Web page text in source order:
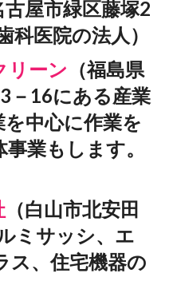
古屋市緑区藤塚2
医院の法人）
リーン （福島県
－16にある産業
中心に作業を
業もします。
（白山市北安田
ミサッシ、エ
ス、住宅機器の